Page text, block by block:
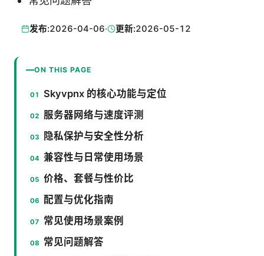
发布:2026-04-06· 更新:2026-05-12
ON THIS PAGE
Skyvpnx 的核心功能与定位
服务器网络与速度评测
隐私保护与安全性分析
兼容性与日常使用场景
价格、套餐与性价比
配置与优化指南
常见使用场景案例
常见问题解答